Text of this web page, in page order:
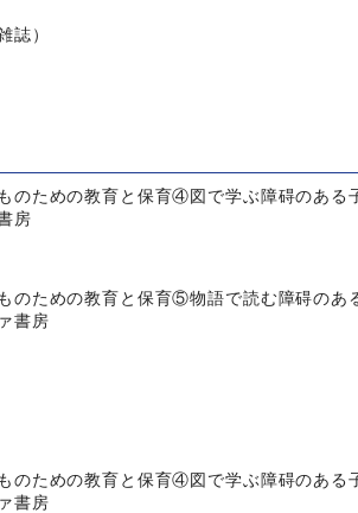
誌）
のための教育と保育④図で学ぶ障碍のある
房
のための教育と保育⑤物語で読む障碍のあ
書房
のための教育と保育④図で学ぶ障碍のある
書房